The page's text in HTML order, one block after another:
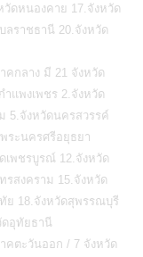
วัดหนองคาย 17.จังหวัด
ลราชธานี 20.จังหวัด
คกลาง มี 21 จังหวัด
แพงเพชร 2.จังหวัด
5.จังหวัดนครสวรรค์
ระนครศรีอยุธยา
เพชรบูรณ์ 12.จังหวัด
รสงคราม 15.จังหวัด
ย 18.จังหวัดสุพรรณบุรี
ดอุทัยธานี
คตะวันออก / 7 จังหวัด